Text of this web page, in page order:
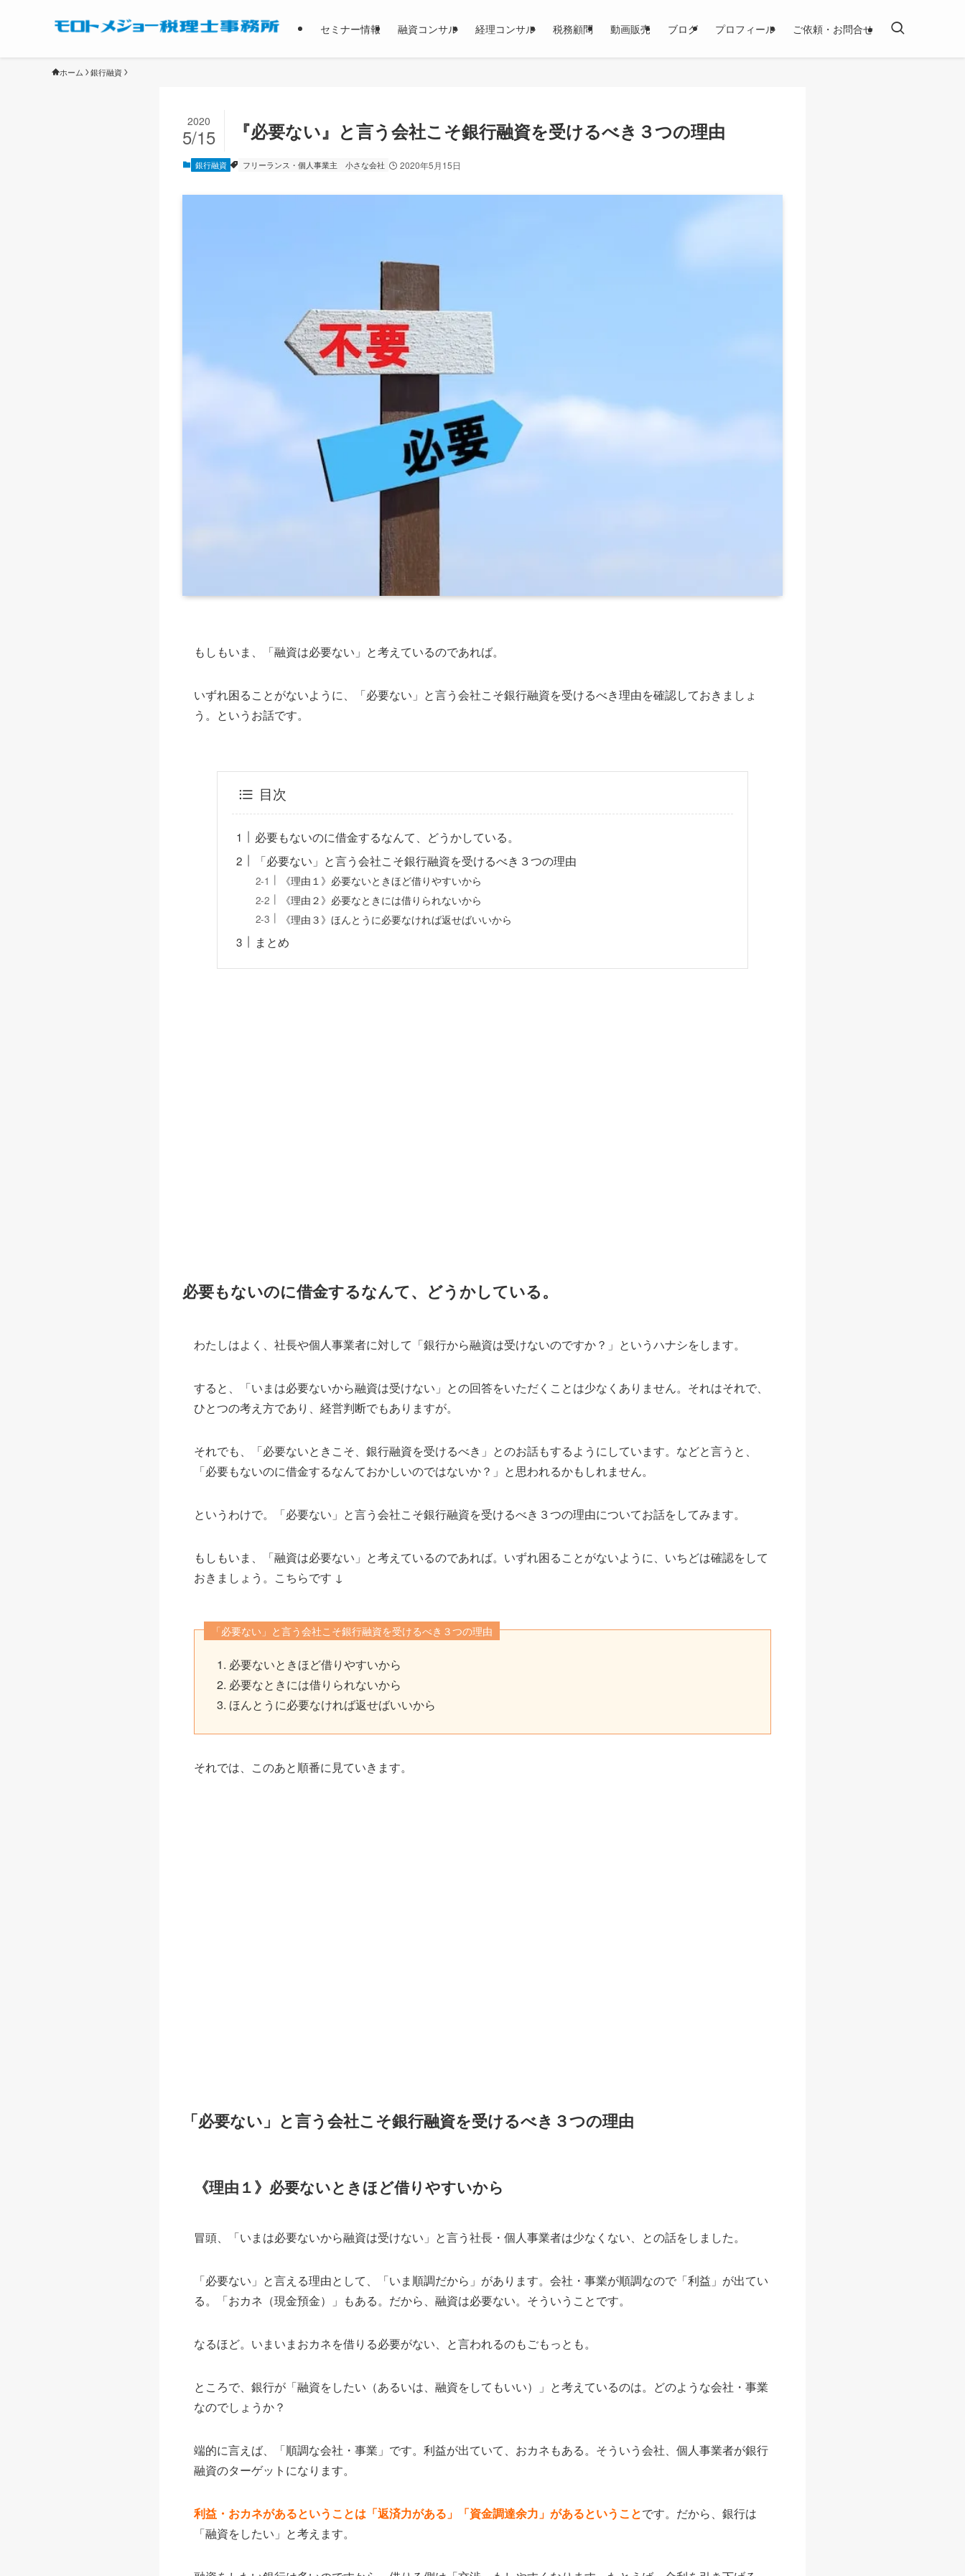
セミナー情報 融資コンサル 経理コンサル 税務顧問 動画販売 ブログ プロフィール ご依頼・お問合せ
ホーム 銀行融資
『必要ない』と言う会社こそ銀行融資を受けるべき３つの理由
2020
5/15
銀行融資 フリーランス・個人事業主 小さな会社 2020年5月15日
もしもいま、「融資は必要ない」と考えているのであれば。
いずれ困ることがないように、「必要ない」と言う会社こそ銀行融資を受けるべき理由を確認しておきましょ
う。というお話です。
目次
必要もないのに借金するなんて、どうかしている。
「必要ない」と言う会社こそ銀行融資を受けるべき３つの理由
《理由１》必要ないときほど借りやすいから
《理由２》必要なときには借りられないから
《理由３》ほんとうに必要なければ返せばいいから
まとめ
必要もないのに借金するなんて、どうかしている。
わたしはよく、社長や個人事業者に対して「銀行から融資は受けないのですか？」というハナシをします。
すると、「いまは必要ないから融資は受けない」との回答をいただくことは少なくありません。それはそれで、
ひとつの考え方であり、経営判断でもありますが。
それでも、「必要ないときこそ、銀行融資を受けるべき」とのお話もするようにしています。などと言うと、
「必要もないのに借金するなんておかしいのではないか？」と思われるかもしれません。
というわけで。「必要ない」と言う会社こそ銀行融資を受けるべき３つの理由についてお話をしてみます。
もしもいま、「融資は必要ない」と考えているのであれば。いずれ困ることがないように、いちどは確認をして
おきましょう。こちらです ↓
「必要ない」と言う会社こそ銀行融資を受けるべき３つの理由
必要ないときほど借りやすいから
必要なときには借りられないから
ほんとうに必要なければ返せばいいから
それでは、このあと順番に見ていきます。
「必要ない」と言う会社こそ銀行融資を受けるべき３つの理由
《理由１》必要ないときほど借りやすいから
冒頭、「いまは必要ないから融資は受けない」と言う社長・個人事業者は少なくない、との話をしました。
「必要ない」と言える理由として、「いま順調だから」があります。会社・事業が順調なので「利益」が出てい
る。「おカネ（現金預金）」もある。だから、融資は必要ない。そういうことです。
なるほど。いまいまおカネを借りる必要がない、と言われるのもごもっとも。
ところで、銀行が「融資をしたい（あるいは、融資をしてもいい）」と考えているのは。どのような会社・事業
なのでしょうか？
端的に言えば、「順調な会社・事業」です。利益が出ていて、おカネもある。そういう会社、個人事業者が銀行
融資のターゲットになります。
利益・おカネがあるということは「返済力がある」「資金調達余力」があるということです。だから、銀行は
「融資をしたい」と考えます。